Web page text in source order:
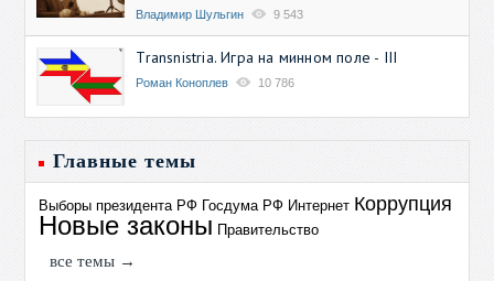
Владимир Шульгин 9 543
Transnistria. Игра на минном поле - III
Роман Коноплев 10 786
Главные темы
Выборы президента РФ Госдума РФ Интернет Коррупция
Новые законы Правительство
все темы →